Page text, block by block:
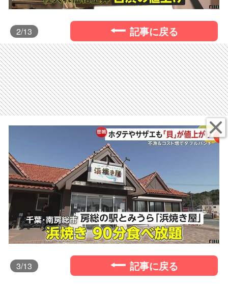
2/13 記事に戻る
3/13 記事に戻る